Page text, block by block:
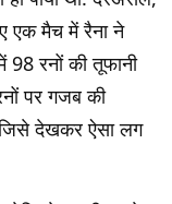
एक मैच में रैना ने
98 रनों की तूफानी
पर गजब की
जिसे देखकर ऐसा लग